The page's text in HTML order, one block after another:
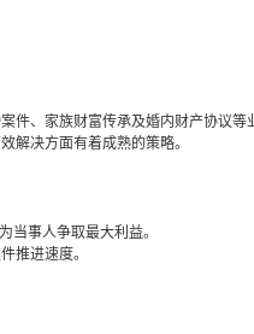
件、家族财富传承及婚内财产协议等
解决方面有着成熟的策略。
当事人争取最大利益。
推进速度。